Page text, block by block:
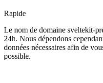
Rapide
Le nom de domaine sveltekit-
24h. Nous dépendons
données nécessaires afin de
possible.